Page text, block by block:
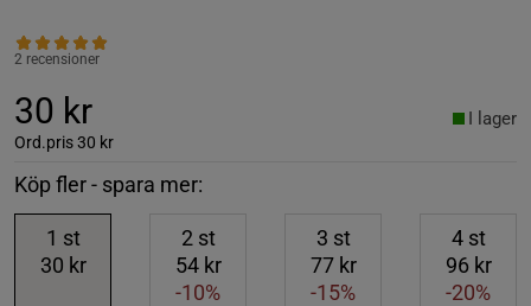
2 recensioner
30 kr
Ord.pris30 kr
I lager
Köp fler - spara mer:
1 st
30 kr
2 st
54 kr
-10%
3 st
77 kr
-15%
4st
96 kr
-20%